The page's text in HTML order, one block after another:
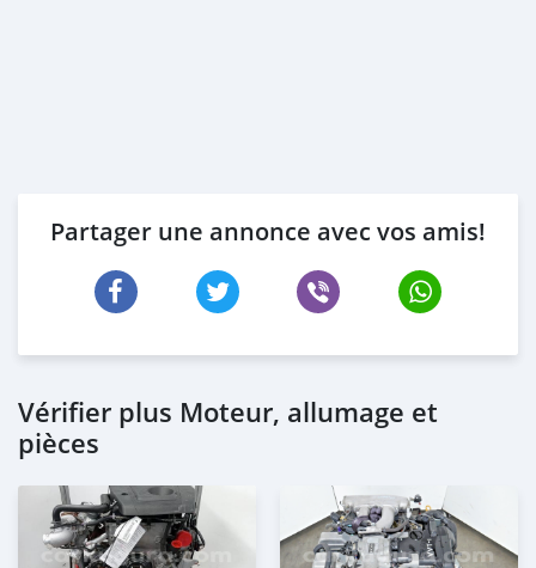
Partager une annonce avec vos amis!
Vérifier plus Moteur, allumage et
pièces